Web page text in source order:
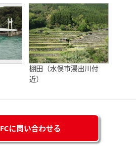
棚田（水俣市湯出川付
近）
FCに問い合わせる